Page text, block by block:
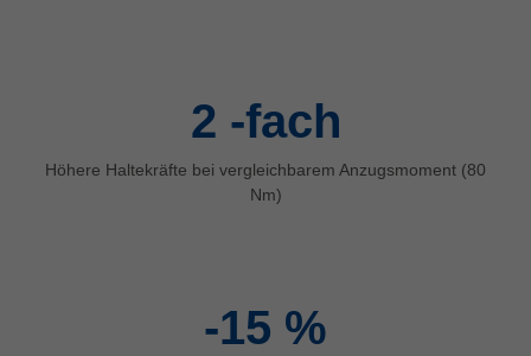
2 -fach
Höhere Haltekräfte bei vergleichbarem Anzugsmoment (80
Nm)
-15 %